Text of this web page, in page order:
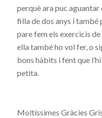
perquè ara puc
filla de dos anys i també
pare fem els exercicis
ella també ho vol fer, o
bons hàbits i fent que
petita.
Moltíssimes Gràcies